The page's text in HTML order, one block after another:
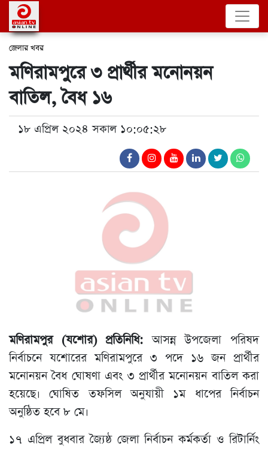
জেলার খবর
মণিরামপুরে ৩ প্রার্থীর মনোনয়ন
বাতিল, বৈধ ১৬
১৮ এপ্রিল ২০২৪ সকাল ১০:০৫:২৮
মণিরামপুর (যশোর) প্রতিনিধি: আসন্ন উপজেলা পরিষদ
নির্বাচনে যশোরের মণিরামপুরে ৩ পদে ১৬ জন প্রার্থীর
মনোনয়ন বৈধ ঘোষণা এবং ৩ প্রার্থীর মনোনয়ন বাতিল করা
হয়েছে। ঘোষিত তফসিল অনুযায়ী ১ম ধাপের নির্বাচন
অনুষ্ঠিত হবে ৮ মে।
১৭ এপ্রিল বুধবার জ্যৈষ্ঠ জেলা নির্বাচন কর্মকর্তা ও রিটার্নিং